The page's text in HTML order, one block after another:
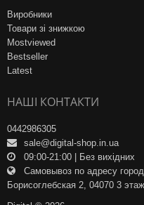
Виробники
Товари зі знижкою
Mostviewed
Bestseller
Latest
НАШІ КОНТАКТИ
0442986305
sale@digital-shop.in.ua
09:00-21:00 | Без вихідних
Самовывоз по адресу
Борисоглебская 2, 04070 3